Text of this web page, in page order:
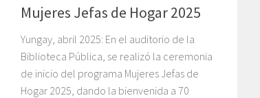
Mujeres Jefas de Hogar 2025
Yungay, abril 2025: En el auditorio de la
Biblioteca Pública, se realizó la ceremonia
de inicio del programa Mujeres Jefas de
Hogar 2025, dando la bienvenida a 70